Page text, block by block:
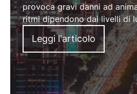
provoca gravi danni ad
ritmi dipendono dai livelli di
Fortunatamente,
Francia è in calo dall'inizio
Leggi l'articolo